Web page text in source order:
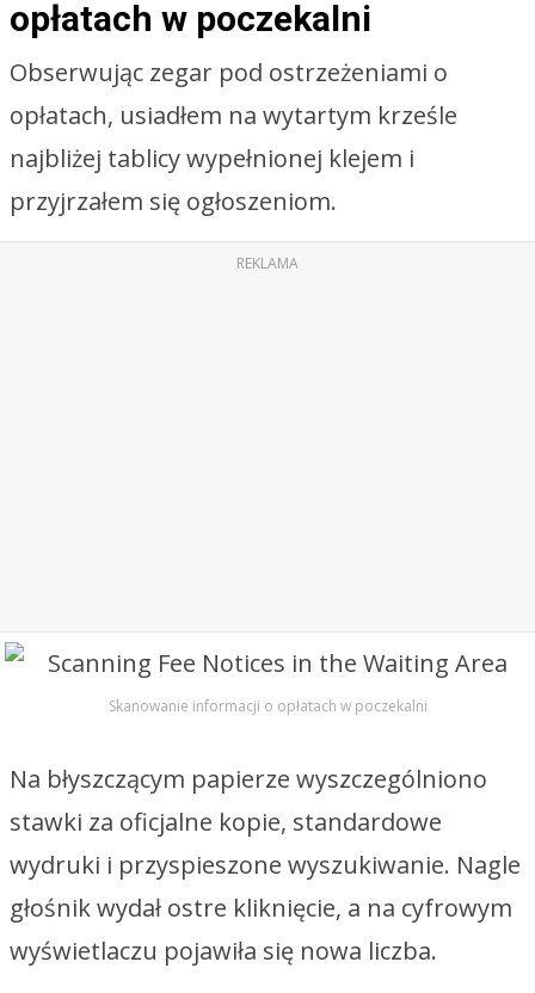
opłatach w poczekalni
Obserwując zegar pod ostrzeżeniami o
opłatach, usiadłem na wytartym krześle
najbliżej tablicy wypełnionej klejem i
przyjrzałem się ogłoszeniom.
REKLAMA
Skanowanie informacji o opłatach w poczekalni
Na błyszczącym papierze wyszczególniono
stawki za oficjalne kopie, standardowe
wydruki i przyspieszone wyszukiwanie. Nagle
głośnik wydał ostre kliknięcie, a na cyfrowym
wyświetlaczu pojawiła się nowa liczba.